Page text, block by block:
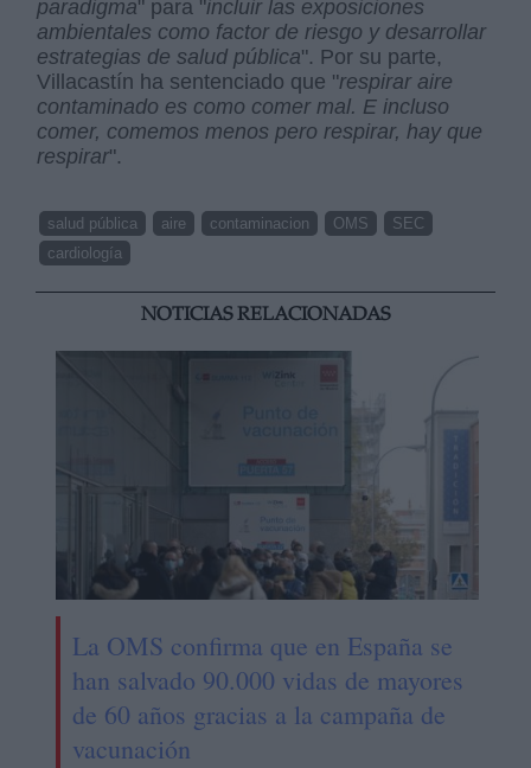
paradigma" para "incluir las exposiciones
ambientales como factor de riesgo y desarrollar
estrategias de salud pública". Por su parte,
Villacastín ha sentenciado que "respirar aire
contaminado es como comer mal. E incluso
comer, comemos menos pero respirar, hay que
respirar".
salud pública aire contaminacion OMS
SEC
cardiología
NOTICIAS RELACIONADAS
La OMS confirma que en España se
han salvado 90.000 vidas de mayores
de 60 años gracias a la campaña de
vacunación